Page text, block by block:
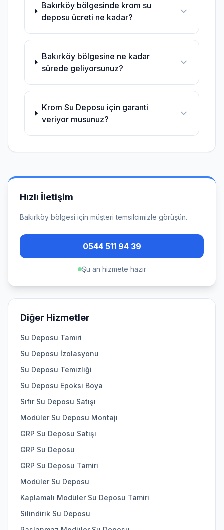
Bakırköy bölgesinde krom su
deposu ücreti ne kadar?
Bakırköy bölgesine ne kadar
sürede geliyorsunuz?
Krom Su Deposu için garanti
veriyor musunuz?
Hızlı İletişim
Bakırköy bölgesi için müşteri temsilcimizle görüşün.
0544 511 94 39
Şu an hizmete hazır
Diğer Hizmetler
Su Deposu Tamiri
Su Deposu İzolasyonu
Su Deposu Temizliği
Su Deposu Epoksi Boya
Sıfır Su Deposu Satışı
Modüler Su Deposu Montajı
GRP Su Deposu Satışı
GRP Su Deposu
GRP Su Deposu Tamiri
Modüler Su Deposu
Kaplamalı Modüler Su Deposu Tamiri
Silindirik Su Deposu